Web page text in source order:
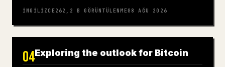
İNGILIZCE 262,2 B GÖRÜNTÜLENME08 AĞU 2026
04Exploring the outlook for Bitcoin